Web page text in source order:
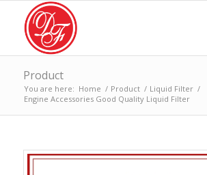
Product
You are here: Home / Product / Liquid Filter /
Engine Accessories Good Quality Liquid Filter